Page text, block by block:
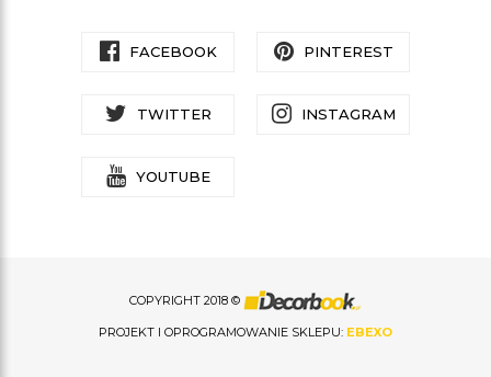
FACEBOOK PINTEREST
TWITTER INSTAGRAM
YOUTUBE
COPYRIGHT 2018 ©
PROJEKT I OPROGRAMOWANIE SKLEPU: EBEXO